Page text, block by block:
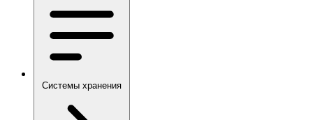
Системы хранения